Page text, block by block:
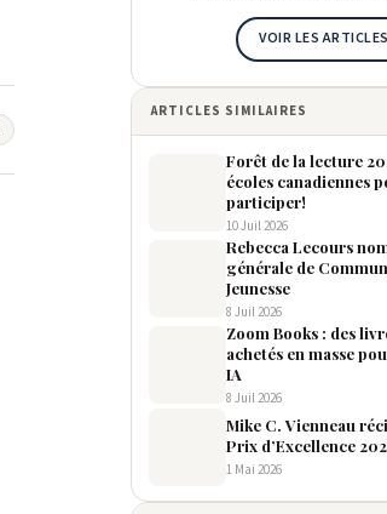
VOIR LES ARTICLES
ARTICLES SIMILAIRES
Forêt de la lecture
écoles canadiennes
participer!
10 Juil 2026
Rebecca Lecours
générale de
Jeunesse
8 Juil 2026
Zoom Books : des
achetés en masse
IA
8 Juil 2026
Mike C. Vienneau
Prix d’Excellence
1 Mai 2026